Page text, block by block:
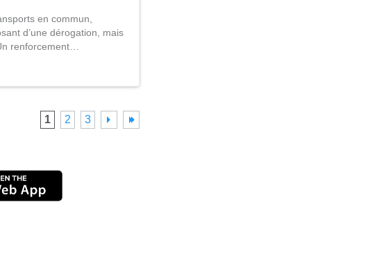
en commun,
d’une dérogation, mais
renforcement…
1 2 3